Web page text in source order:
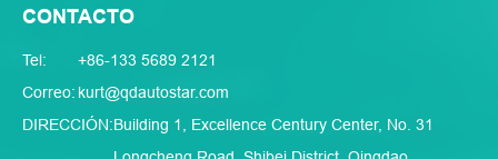
CONTACTO
Tel:
+86-133 5689 2121
Correo: kurt@qdautostar.com
DIRECCIÓN:Building 1, Excellence Century Center, No. 31